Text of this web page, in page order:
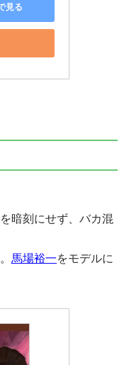
見る
暗刻にせず、バカ混
馬場裕一をモデルに